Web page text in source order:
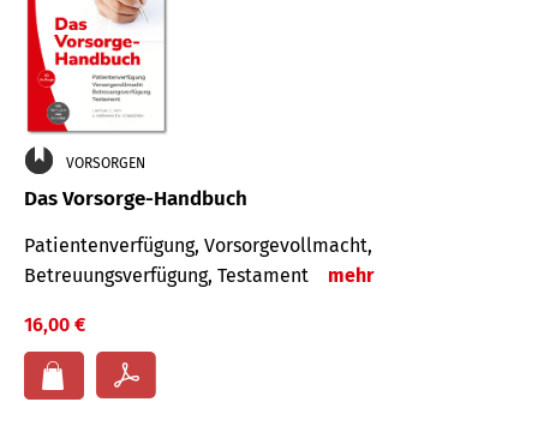
VORSORGEN
Das Vorsorge-Handbuch
Patientenverfügung, Vorsorgevollmacht,
Betreuungsverfügung, Testament
mehr
16,00 €